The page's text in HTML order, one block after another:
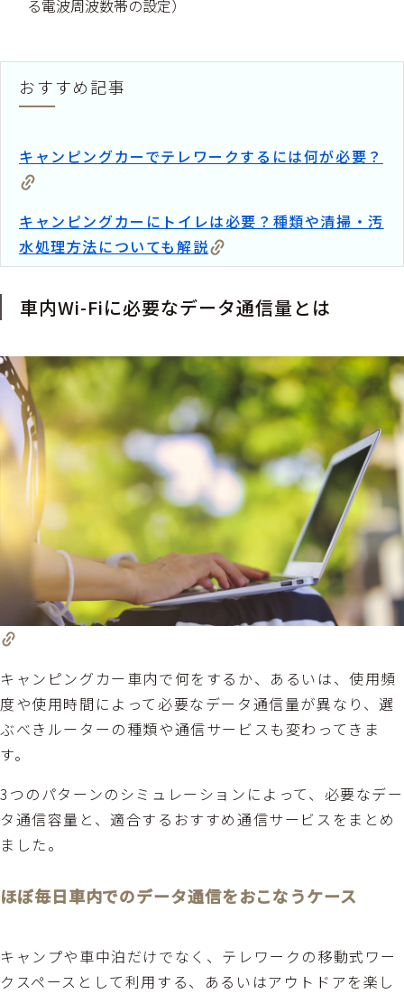
る電波周波数帯の設定）
おすすめ記事
キャンピングカーでテレワークするには何が必要？
キャンピングカーにトイレは必要？種類や清掃・汚
水処理方法についても解説
車内Wi-Fiに必要なデータ通信量とは
キャンピングカー車内で何をするか、あるいは、使用頻
度や使用時間によって必要なデータ通信量が異なり、選
ぶべきルーターの種類や通信サービスも変わってきま
す。
3つのパターンのシミュレーションによって、必要なデー
タ通信容量と、適合するおすすめ通信サービスをまとめ
ました。
ほぼ毎日車内でのデータ通信をおこなうケース
キャンプや車中泊だけでなく、テレワークの移動式ワー
クスペースとして利用する、あるいはアウトドアを楽し